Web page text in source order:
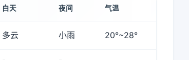
白天 夜间 气温
多云 小雨 20°~28°